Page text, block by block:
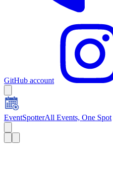
GitHub account
EventSpotterAll Events, One Spot